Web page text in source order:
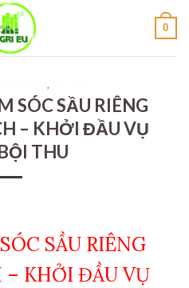
0
SÓC SẦU RIÊNG
– KHỞI ĐẦU VỤ
THU
SẦU RIÊNG
– KHỞI ĐẦU VỤ